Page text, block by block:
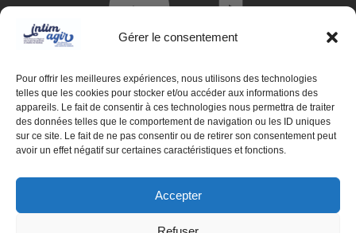
Gérer le consentement
Pour offrir les meilleures expériences, nous utilisons des technologies
telles que les cookies pour stocker et/ou accéder aux informations des
appareils. Le fait de consentir à ces technologies nous permettra de traiter
des données telles que le comportement de navigation ou les ID uniques
sur ce site. Le fait de ne pas consentir ou de retirer son consentement peut
avoir un effet négatif sur certaines caractéristiques et fonctions.
Accepter
© Centre de ressources INTIMAGIR Grand Est – 124 rue de
Newcastle 54000 NANCY
Mentions légales